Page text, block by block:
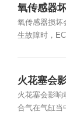
氧传感器
氧传感器损坏
生故障时，
火花塞会
火花塞会影响
合气在气缸当